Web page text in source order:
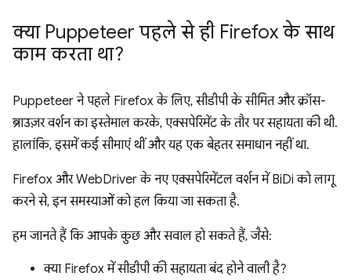
क्या Puppeteer पहले से ही Firefox के साथ
काम करता था?
Puppeteer ने पहले Firefox के लिए, सीडीपी के सीमित और क्रॉस-
ब्राउज़र वर्शन का इस्तेमाल करके, एक्सपेरिमेंट के तौर पर सहायता की थी.
हालांकि, इसमें कई सीमाएं थीं और यह एक बेहतर समाधान नहीं था.
Firefox और WebDriver के नए एक्सपेरिमेंटल वर्शन में BiDi को लागू
करने से, इन समस्याओं को हल किया जा सकता है.
हम जानते हैं कि आपके कुछ और सवाल हो सकते हैं, जैसे:
क्या Firefox में सीडीपी की सहायता बंद होने वाली है?